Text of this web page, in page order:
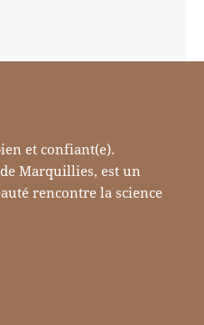
et confiant(e).
Marquillies, est un
rencontre la science